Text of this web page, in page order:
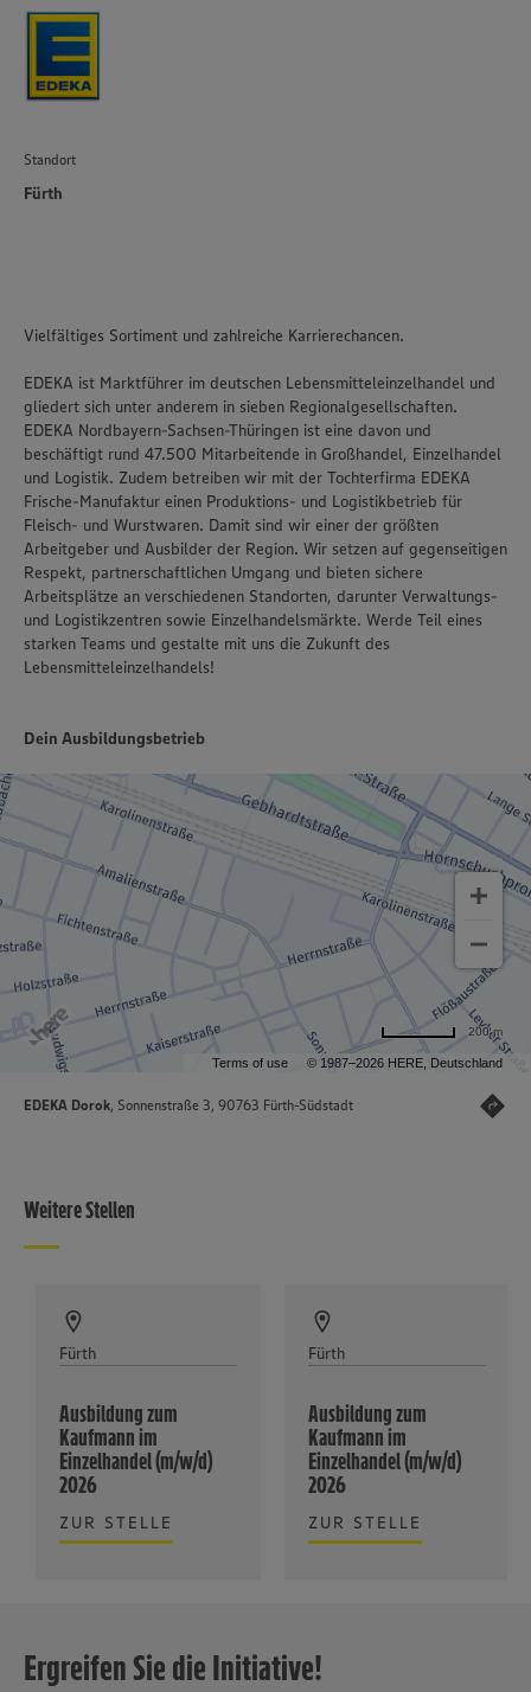
Standort
Fürth
Vielfältiges Sortiment und zahlreiche Karrierechancen.
EDEKA ist Marktführer im deutschen Lebensmitteleinzelhandel und
gliedert sich unter anderem in sieben Regionalgesellschaften.
EDEKA Nordbayern-Sachsen-Thüringen ist eine davon und
beschäftigt rund 47.500 Mitarbeitende in Großhandel, Einzelhandel
und Logistik. Zudem betreiben wir mit der Tochterfirma EDEKA
Frische-Manufaktur einen Produktions- und Logistikbetrieb für
Fleisch- und Wurstwaren. Damit sind wir einer der größten
Arbeitgeber und Ausbilder der Region. Wir setzen auf gegenseitigen
Respekt, partnerschaftlichen Umgang und bieten sichere
Arbeitsplätze an verschiedenen Standorten, darunter Verwaltungs-
und Logistikzentren sowie Einzelhandelsmärkte. Werde Teil eines
starken Teams und gestalte mit uns die Zukunft des
Lebensmitteleinzelhandels!
Dein Ausbildungsbetrieb
Terms of use © 1987–2026 HERE, Deutschland
200 m
EDEKA Dorok, Sonnenstraße 3, 90763 Fürth-Südstadt
Weitere Stellen
Fürth
Ausbildung zum
Kaufmann im
Einzelhandel (m/w/d)
2026
ZUR STELLE
Fürth
Ausbildung zum
Kaufmann im
Einzelhandel (m/w/d)
2026
ZUR STELLE
Ergreifen Sie die Initiative!